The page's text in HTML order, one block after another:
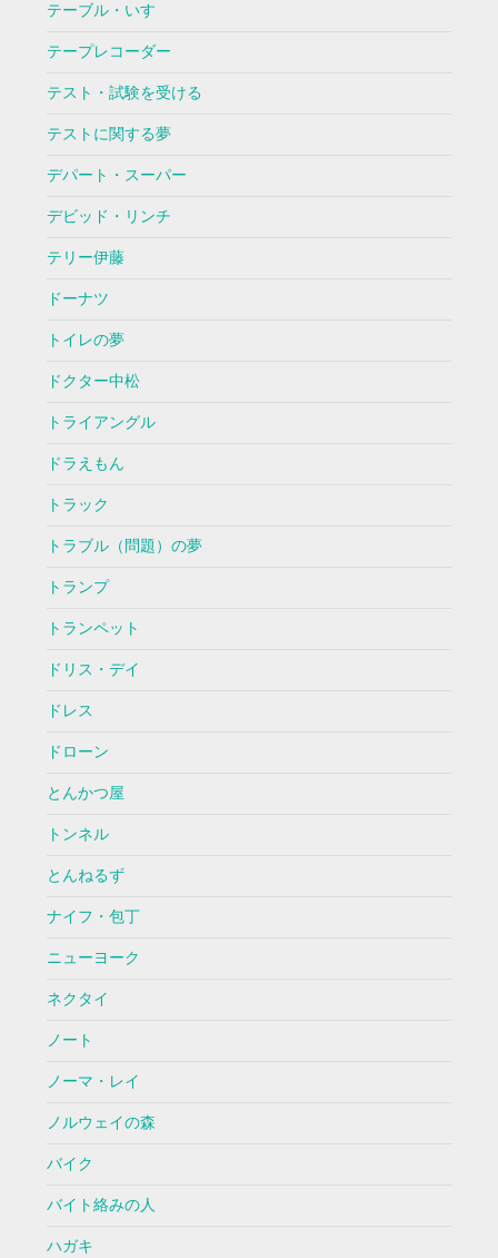
テーブル・いす
テープレコーダー
テスト・試験を受ける
テストに関する夢
デパート・スーパー
デビッド・リンチ
テリー伊藤
ドーナツ
トイレの夢
ドクター中松
トライアングル
ドラえもん
トラック
トラブル（問題）の夢
トランプ
トランペット
ドリス・デイ
ドレス
ドローン
とんかつ屋
トンネル
とんねるず
ナイフ・包丁
ニューヨーク
ネクタイ
ノート
ノーマ・レイ
ノルウェイの森
バイク
バイト絡みの人
ハガキ